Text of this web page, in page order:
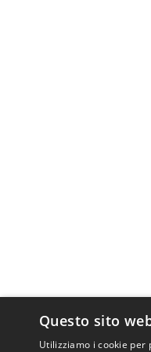
Questo sito
Utilizziamo i cookie